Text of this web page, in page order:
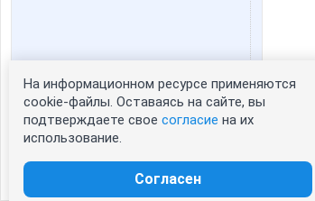
Статистика портрета:
сейчас просматривают портрет - 0
зарегистрированные пользователи
На информационном ресурсе применяются
cookie-файлы. Оставаясь на сайте, вы
подтверждаете свое согласие на их
использование.
Согласен